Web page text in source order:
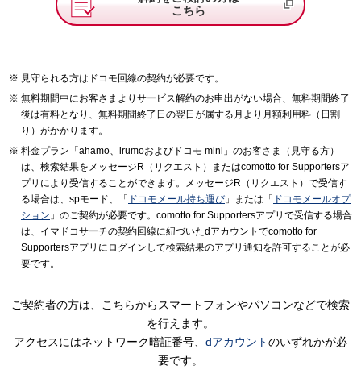
こちら
見守られる方はドコモ回線の契約が必要です。
無料期間中にお客さまよりサービス解約のお申出がない場合、無料期間終了
後は有料となり、無料期間終了日の翌日が属する月より月額利用料（日割
り）がかかります。
料金プラン「ahamo、irumoおよびドコモ mini」のお客さま（見守る方）
は、検索結果をメッセージR（リクエスト）またはcomotto for Supportersア
プリにより受信することができます。メッセージR（リクエスト）で受信す
る場合は、spモード、「 ドコモメール持ち運び 」または「 ドコモメールオプ
ション 」のご契約が必要です。comotto for Supportersアプリで受信する場合
は、イマドコサーチの契約回線に紐づいたdアカウントでcomotto for
Supportersアプリにログインして検索結果のアプリ通知を許可することが必
要です。
ご契約者の方は、こちらからスマートフォンやパソコンなどで検索
を行えます。
アクセスにはネットワーク暗証番号、 dアカウントのいずれかが必
要です。